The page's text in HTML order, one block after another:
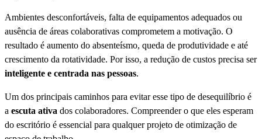
Ambientes desconfortáveis, falta de equipamentos adequados ou
ausência de áreas colaborativas comprometem a motivação. O
resultado é aumento do absenteísmo, queda de produtividade e até
crescimento da rotatividade. Por isso, a redução de custos precisa ser
inteligente e centrada nas pessoas.
Um dos principais caminhos para evitar esse tipo de desequilíbrio é
a escuta ativa dos colaboradores. Compreender o que eles esperam
do escritório é essencial para qualquer projeto de otimização de